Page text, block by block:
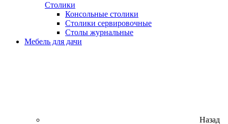
Столики
Консольные столики
Столики сервировочные
Столы журнальные
Мебель для дачи
Назад